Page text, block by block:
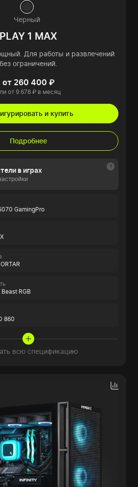
Черный
PLAY 1 MAX
Для работы и развлечений
без ограничений.
от 260 400 ₽
от 9 678 ₽ в месяц
и купить
Подробнее
в играх
GamingPro
RGB
860
всю спецификацию